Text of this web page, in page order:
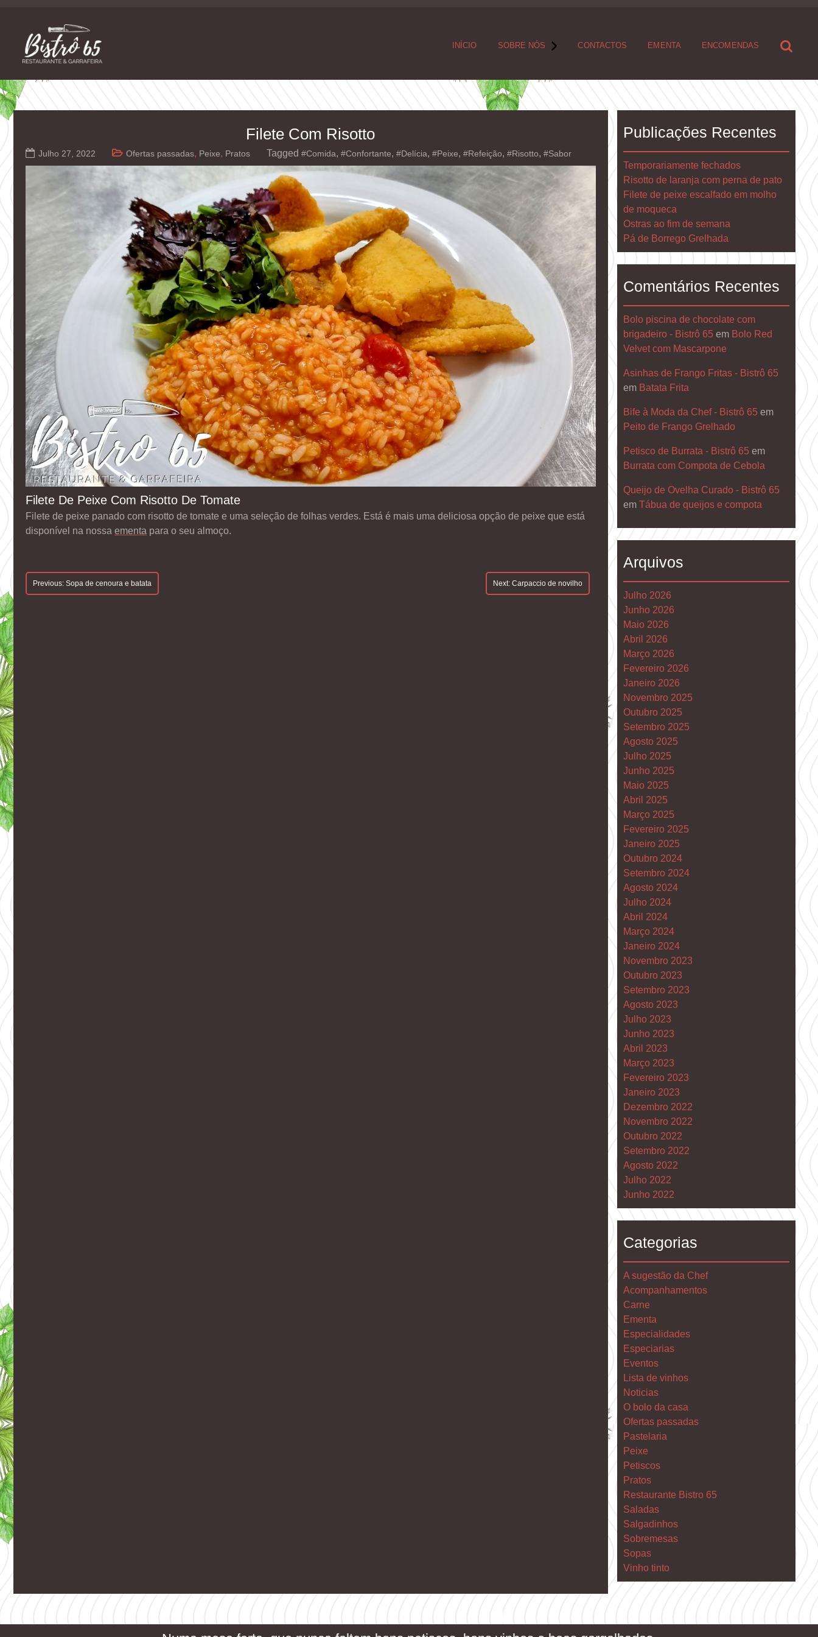
content
Bistrô 65
INÍCIO SOBRE NÓS CONTACTOS EMENTA ENCOMENDAS
Filete Com Risotto
Julho 27, 2022 Ofertas passadas, Peixe, Pratos Tagged #Comida, #Confortante, #Delícia, #Peixe, #Refeição, #Risotto, #Sabor
Filete De Peixe Com Risotto De Tomate
Filete de peixe panado com risotto de tomate e uma seleção de folhas verdes. Está é mais uma deliciosa opção de peixe que está
disponível na nossa ementa para o seu almoço.
Navegação
De
Artigos
Previous: Sopa de cenoura e batata Next: Carpaccio de novilho
Publicações Recentes
Temporariamente fechados
Risotto de laranja com perna de pato
Filete de peixe escalfado em molho
de moqueca
Ostras ao fim de semana
Pá de Borrego Grelhada
Comentários Recentes
Bolo piscina de chocolate com
brigadeiro - Bistrô 65em Bolo Red
Velvet com Mascarpone
Asinhas de Frango Fritas - Bistrô 65
em Batata Frita
Bife à Moda da Chef - Bistrô 65em
Peito de Frango Grelhado
Petisco de Burrata - Bistrô 65em
Burrata com Compota de Cebola
Queijo de Ovelha Curado - Bistrô 65
em Tábua de queijos e compota
Arquivos
Julho 2026
Junho 2026
Maio 2026
Abril 2026
Março 2026
Fevereiro 2026
Janeiro 2026
Novembro 2025
Outubro 2025
Setembro 2025
Agosto 2025
Julho 2025
Junho 2025
Maio 2025
Abril 2025
Março 2025
Fevereiro 2025
Janeiro 2025
Outubro 2024
Setembro 2024
Agosto 2024
Julho 2024
Abril 2024
Março 2024
Janeiro 2024
Novembro 2023
Outubro 2023
Setembro 2023
Agosto 2023
Julho 2023
Junho 2023
Abril 2023
Março 2023
Fevereiro 2023
Janeiro 2023
Dezembro 2022
Novembro 2022
Outubro 2022
Setembro 2022
Agosto 2022
Julho 2022
Junho 2022
Categorias
A sugestão da Chef
Acompanhamentos
Carne
Ementa
Especialidades
Especiarias
Eventos
Lista de vinhos
Noticias
O bolo da casa
Ofertas passadas
Pastelaria
Peixe
Petiscos
Pratos
Restaurante Bistro 65
Saladas
Salgadinhos
Sobremesas
Sopas
Vinho tinto